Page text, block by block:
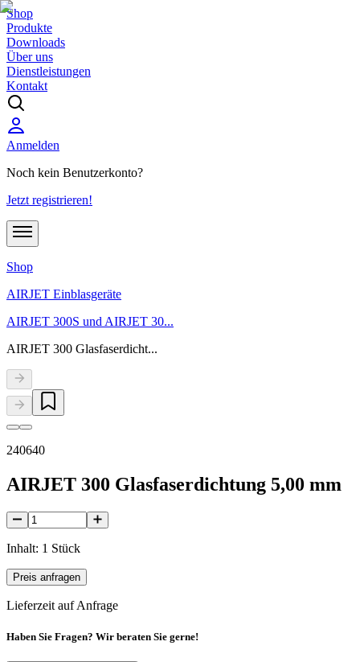
Shop
Produkte
Downloads
Über uns
Dienstleistungen
Kontakt
Anmelden
Noch kein Benutzerkonto?
Jetzt registrieren!
Shop
AIRJET Einblasgeräte
AIRJET 300S und AIRJET 30...
AIRJET 300 Glasfaserdicht...
240640
AIRJET 300 Glasfaserdichtung 5,00 mm
Inhalt: 1 Stück
Preis anfragen
Lieferzeit auf Anfrage
Haben Sie Fragen? Wir beraten Sie gerne!